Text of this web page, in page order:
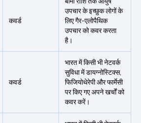
कवर्ड
उपचार के इच्छुक लोगों के
लिए गैर-एलोपैथिक
उपचार को कवर करता
है।
कवर्ड
भारत में किसी भी नेटवर्क
सुविधा में डायग्नोस्टिक्स,
फिजियोथेरेपी और फार्मेसी
पर किए गए अपने खर्चों को
कवर करें।